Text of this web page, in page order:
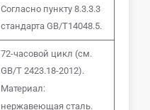
Согласно пункту 8.3.3.3
стандарта GB/T14048.5.
72-часовой цикл (см.
GB/T 2423.18-2012).
Материал:
нержавеющая сталь.